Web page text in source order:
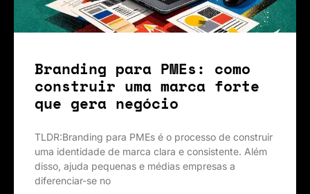
Branding para PMEs: como
construir uma marca forte
que gera negócio
TLDR:Branding para PMEs é o processo de construir
uma identidade de marca clara e consistente. Além
disso, ajuda pequenas e médias empresas a
diferenciar-se no